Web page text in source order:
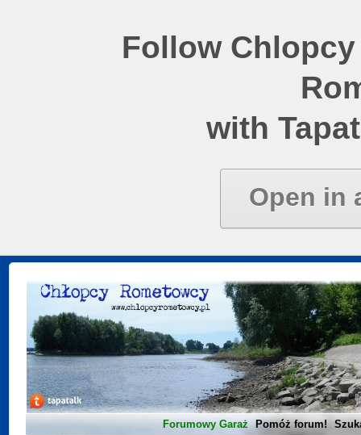
Follow
with
Open in
Forumowy Garaż Pomóż forum!